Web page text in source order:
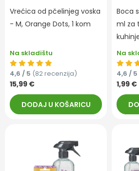
Vrećica od pčelinjeg voska
- M, Orange Dots, 1 kom
Na skladištu
4,6 / 5 (82 recenzija)
15,99 €
DODAJ U KOŠARICU
Boca
ml za
Na
4,6 / 5
1,99 €